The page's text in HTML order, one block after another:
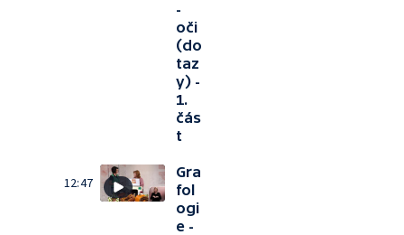
-
oči
(do
taz
y) -
1.
čás
t
12:47
Gra
fol
ogi
e -